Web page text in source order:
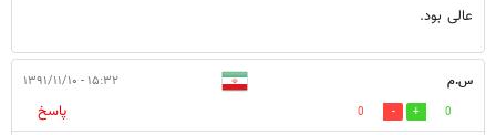
عالی بود.
س.م ۱۵:۳۲ - ۱۳۹۱/۱۱/۱۰
0
0 پاسخ